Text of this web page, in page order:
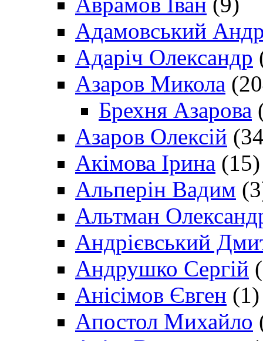
Адамовський
Адаріч Олександр
Азаров Микола
Брехня Азарова
Азаров Олексій
Акімова Ірина (15)
Альперін Вадим
Альтман
Андрієвський
Андрушко Сергій
Анісімов Євген (1)
Апостол Михайло